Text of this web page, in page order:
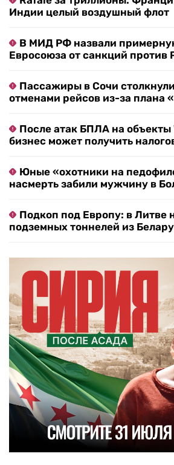
Индии целый воздушный флот
В МИД РФ назвали
Евросоюза от санкций против
Пассажиры в Сочи
отменами рейсов из-за плана
После атак БПЛА на объекты
бизнес может получить
Юные «охотники на
насмерть забили мужчину в
Подкоп под Европу: в Литве
подземных тоннелей из